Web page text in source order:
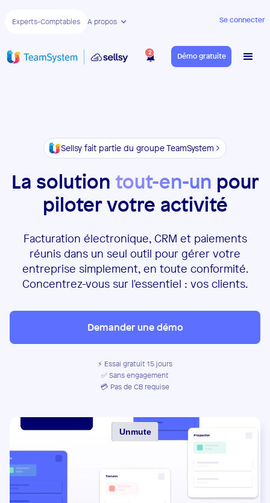
Experts-Comptables A propos Se connecter
2 Démo gratuite
Sellsy fait partie du groupe TeamSystem
La solution tout-en-un pour
piloter votre activité
Facturation électronique, CRM et paiements
réunis dans un seul outil pour gérer votre
entreprise simplement, en toute conformité.
Concentrez-vous sur l'essentiel : vos clients.
Demander une démo
⚡️ Essai gratuit 15 jours
✅ Sans engagement
💳 Pas de CB requise